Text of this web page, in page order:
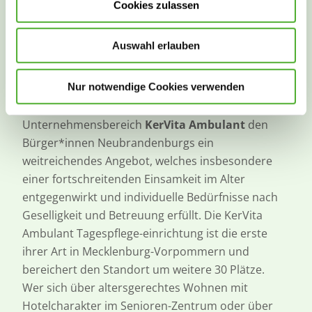
Cookies zulassen
Auswahl erlauben
Nur notwendige Cookies verwenden
eine 400qm große, moderne
Tagespflegeeinrichtungmit angeschlossenem
Garten baulich integriert. Nach dem Motto „Am
Tag zu Gast in guten Händen, am Abend in den
eigenen vier Wänden“ macht der
Unternehmensbereich KerVita Ambulant den
Bürger*innen Neubrandenburgs ein
weitreichendes Angebot, welches insbesondere
einer fortschreitenden Einsamkeit im Alter
entgegenwirkt und individuelle Bedürfnisse nach
Geselligkeit und Betreuung erfüllt. Die KerVita
Ambulant Tagespflege-einrichtung ist die erste
ihrer Art in Mecklenburg-Vorpommern und
bereichert den Standort um weitere 30 Plätze.
Wer sich über altersgerechtes Wohnen mit
Hotelcharakter im Senioren-Zentrum oder über